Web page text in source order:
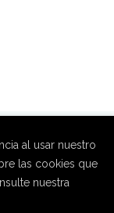
al usar nuestro
las cookies que
nuestra